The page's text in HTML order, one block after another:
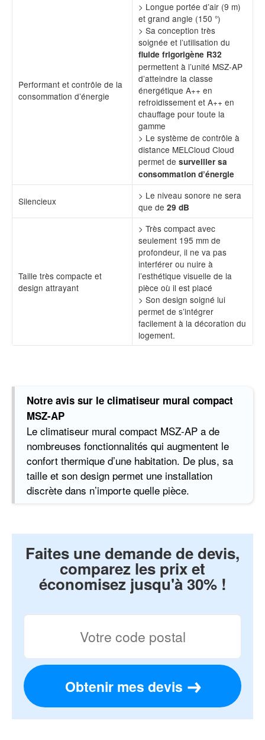
Performant et contrôle de la
consommation d’énergie
> Longue portée d’air (9 m)
et grand angle (150 °)
> Sa conception très
soignée et l’utilisation du
fluide frigorigène R32
permettent à l’unité MSZ-AP
d’atteindre la classe
énergétique A++ en
refroidissement et A++ en
chauffage pour toute la
gamme
> Le système de contrôle à
distance MELCloud Cloud
permet de surveiller sa
consommation d’énergie
Silencieux
> Le niveau sonore ne sera
que de 29 dB
Taille très compacte et
design attrayant
> Très compact avec
seulement 195 mm de
profondeur, il ne va pas
interférer ou nuire à
l’esthétique visuelle de la
pièce où il est placé
> Son design soigné lui
permet de s’intégrer
facilement à la décoration du
logement.
Notre avis sur le climatiseur mural compact
MSZ-AP
Le climatiseur mural compact MSZ-AP a de
nombreuses fonctionnalités qui augmentent le
confort thermique d’une habitation. De plus, sa
taille et son design permet une installation
discrète dans n’importe quelle pièce.
Faites une demande de devis,
comparez les prix et
économisez jusqu'à 30% !
Obtenir mes devis